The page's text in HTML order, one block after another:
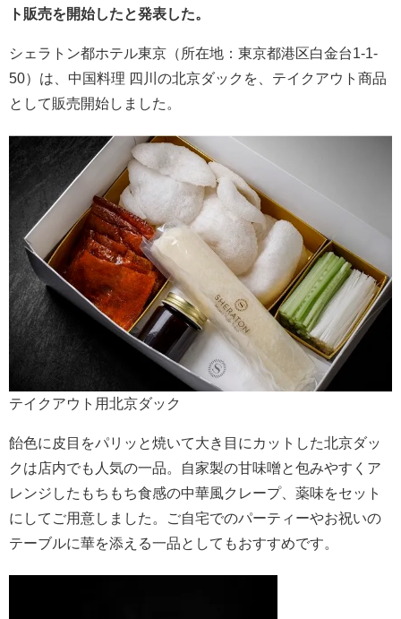
ト販売を開始したと発表した。
シェラトン都ホテル東京（所在地：東京都港区白金台1-1-
50）は、中国料理 四川の北京ダックを、テイクアウト商品
として販売開始しました。
テイクアウト用北京ダック
飴色に皮目をパリッと焼いて大き目にカットした北京ダッ
クは店内でも人気の一品。自家製の甘味噌と包みやすくア
レンジしたもちもち食感の中華風クレープ、薬味をセット
にしてご用意しました。ご自宅でのパーティーやお祝いの
テーブルに華を添える一品としてもおすすめです。